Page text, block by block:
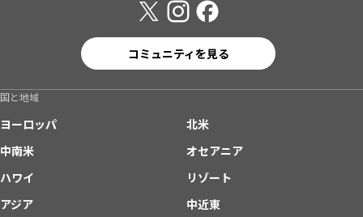
コミュニティを見る
国と地域
ヨーロッパ
北米
中南米
オセアニア
ハワイ
リゾート
アジア
中近東